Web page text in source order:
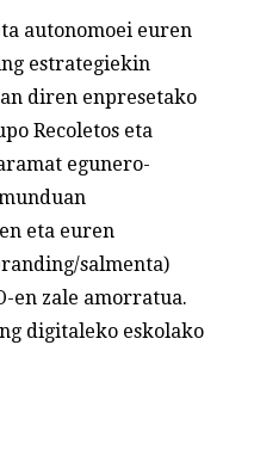
autonomoei euren
estrategiekin
diren enpresetako
Recoletos eta
egunero-
eta euren
salmenta)
en zale amorratua.
digitaleko eskolako